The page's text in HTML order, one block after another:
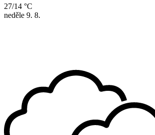
27/14 °C
neděle 9. 8.